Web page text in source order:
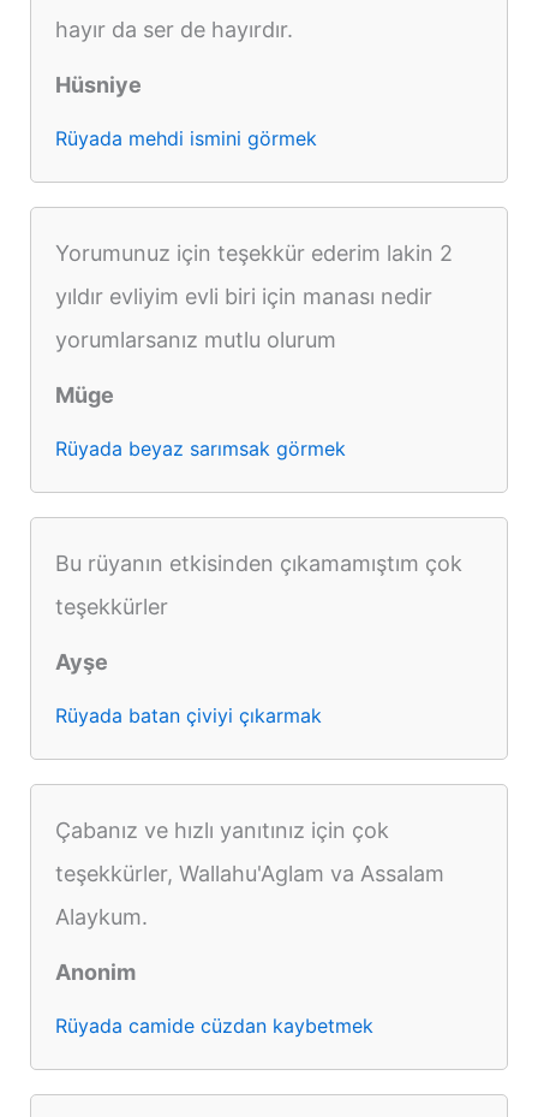
hayır da ser de hayırdır.
Hüsniye
Rüyada mehdi ismini görmek
Yorumunuz için teşekkür ederim lakin 2
yıldır evliyim evli biri için manası nedir
yorumlarsanız mutlu olurum
Müge
Rüyada beyaz sarımsak görmek
Bu rüyanın etkisinden çıkamamıştım çok
teşekkürler
Ayşe
Rüyada batan çiviyi çıkarmak
Çabanız ve hızlı yanıtınız için çok
teşekkürler, Wallahu'Aglam va Assalam
Alaykum.
Anonim
Rüyada camide cüzdan kaybetmek